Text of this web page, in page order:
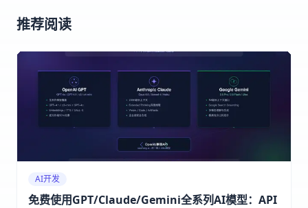
推荐阅读
AI开发
免费使用GPT/Claude/Gemini全系列AI模型：API